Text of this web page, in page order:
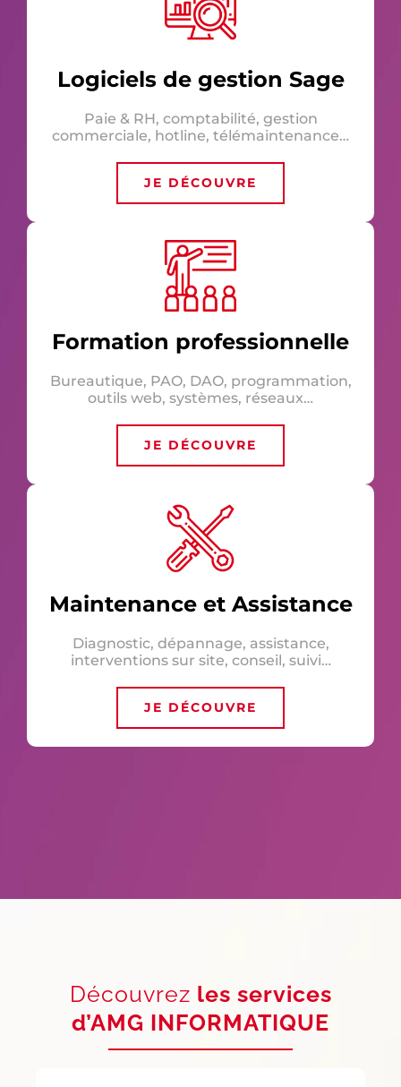
Logiciels de gestion Sage
Paie & RH, comptabilité, gestion
commerciale, hotline, télémaintenance…
JE DÉCOUVRE
Formation professionnelle
Bureautique, PAO, DAO, programmation,
outils web, systèmes, réseaux…
JE DÉCOUVRE
Maintenance et Assistance
Diagnostic, dépannage, assistance,
interventions sur site, conseil, suivi…
JE DÉCOUVRE
Découvrez les services
d’AMG INFORMATIQUE